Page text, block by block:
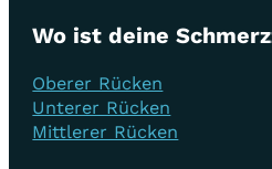
Wo ist deine
Oberer Rücken
Unterer Rücken
Mittlerer Rücken